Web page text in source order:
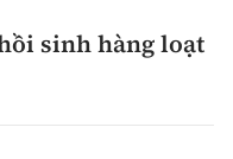
sinh hàng loạt